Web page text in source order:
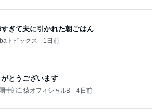
ぎて夫に引かれた朝ごはん
トピックス 1日前
とうございます
十郎白猿オフィシャルB 4日前